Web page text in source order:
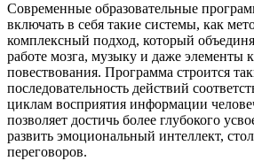
Современные образовательные
включать в себя такие системы, как
комплексный подход, который
работе мозга, музыку и даже элементы
повествования. Программа строится
последовательность действий
циклам восприятия информации
позволяет достичь более глубокого
развить эмоциональный интеллект,
переговоров.